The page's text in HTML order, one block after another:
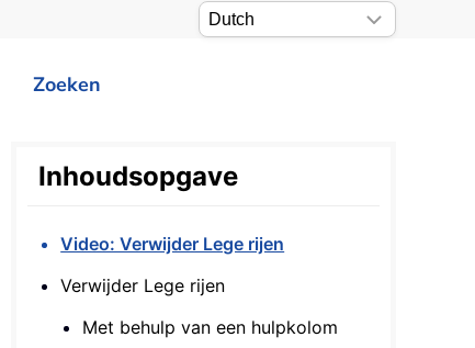
Zoeken
Inhoudsopgave
Video: Verwijder Lege rijen
Verwijder Lege rijen
Met behulp van een hulpkolom